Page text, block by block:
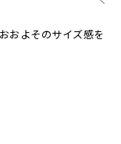
およそのサイズ感を